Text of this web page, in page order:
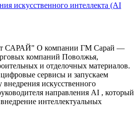
искусственного интеллекта (AI
САРАЙ" О компании ГМ Сарай —
компаний Поволжья,
и отделочных материалов.
сервисы и запускаем
искусственного
направления AI , который
интеллектуальных